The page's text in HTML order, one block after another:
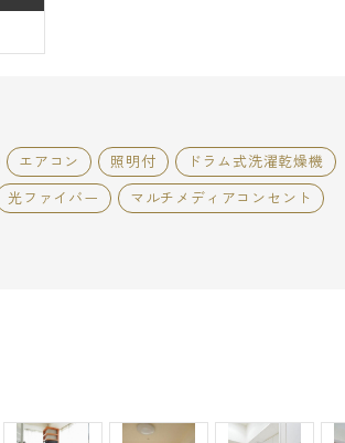
エアコン 照明付
ドラム式洗濯乾燥機
光ファイバー
マルチメディアコンセント